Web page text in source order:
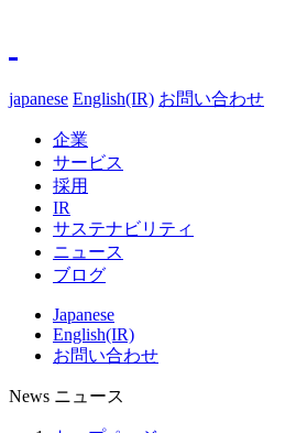
japanese English(IR) お問い合わせ
企業
サービス
採用
IR
サステナビリティ
ニュース
ブログ
Japanese
English(IR)
お問い合わせ
News ニュース